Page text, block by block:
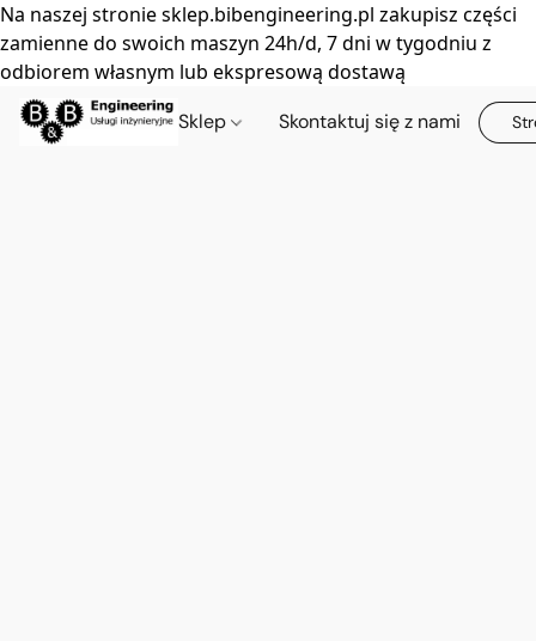
Na naszej stronie sklep.bibengineering.pl zakupisz części
zamienne do swoich maszyn 24h/d, 7 dni w tygodniu z
odbiorem własnym lub ekspresową dostawą
Sklep Skontaktuj się z nami